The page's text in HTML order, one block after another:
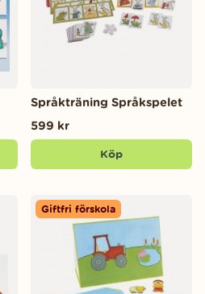
Språkträning Språkspelet
599 kr
Köp
Giftfri förskola